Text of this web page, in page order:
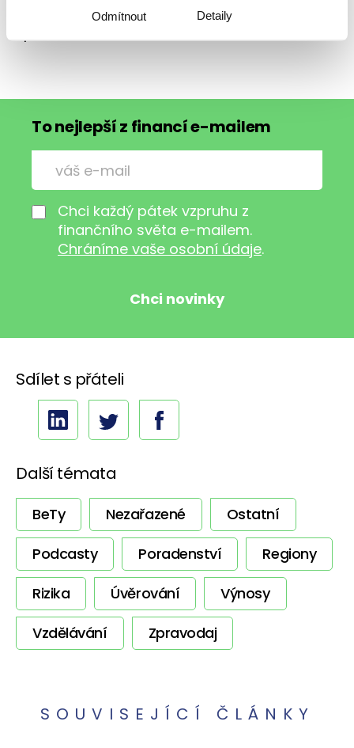
Detaily
Odmítnout
Michal Valentík, člen investičního výboru
To nejlepší z financí e-mailem
Chci každý pátek vzpruhu z
finančního světa e-mailem.
Chráníme vaše osobní údaje.
Sdílet s přáteli
Další témata
BeTy Nezařazené
Ostatní
Podcasty
Poradenství
Regiony
Rizika
Úvěrování
Výnosy
Vzdělávání
Zpravodaj
SOUVISEJÍCÍ ČLÁNKY